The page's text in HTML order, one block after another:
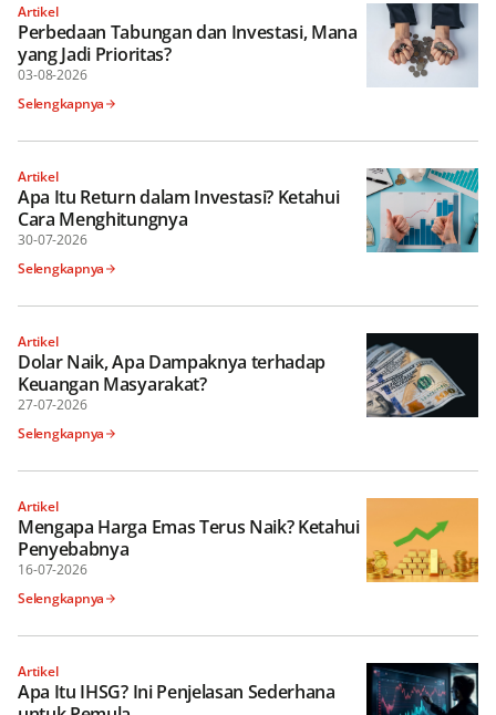
Artikel
Perbedaan Tabungan dan Investasi, Mana
yang Jadi Prioritas?
03-08-2026
Selengkapnya
Artikel
Apa Itu Return dalam Investasi? Ketahui
Cara Menghitungnya
30-07-2026
Selengkapnya
Artikel
Dolar Naik, Apa Dampaknya terhadap
Keuangan Masyarakat?
27-07-2026
Selengkapnya
Artikel
Mengapa Harga Emas Terus Naik? Ketahui
Penyebabnya
16-07-2026
Selengkapnya
Artikel
Apa Itu IHSG? Ini Penjelasan Sederhana